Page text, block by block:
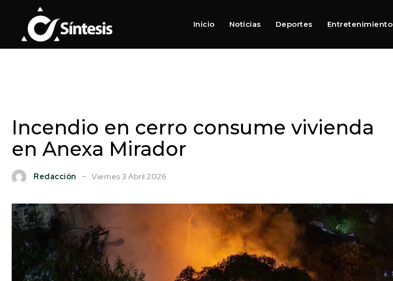
Inicio Noticias Deportes Entretenimiento
Incendio en cerro consume vivienda
en Anexa Mirador
Redacción Viernes 3 Abril 2026